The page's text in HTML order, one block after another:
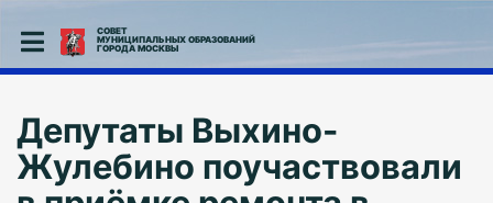
СОВЕТ
МУНИЦИПАЛЬНЫХ ОБРАЗОВАНИЙ
ГОРОДА МОСКВЫ
Депутаты Выхино-
Жулебино поучаствовали